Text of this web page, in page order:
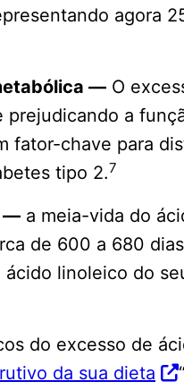
agora
— O
a
fator-chave para
tipo 2.7
— a meia-vida do
de 600 a 680
linoleico do
do excesso de
da sua dieta